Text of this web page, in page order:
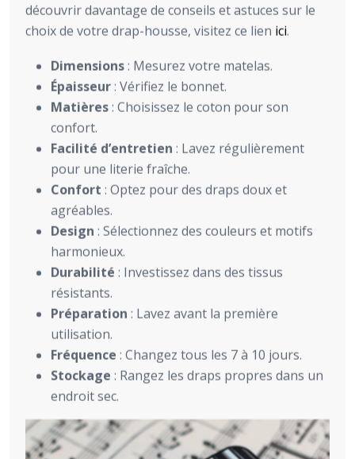
découvrir davantage de conseils et astuces sur le
choix de votre drap-housse, visitez ce lien ici.
Dimensions: Mesurez votre matelas.
Épaisseur: Vérifiez le bonnet.
Matières: Choisissez le coton pour son
confort.
Facilité d’entretien : Lavez régulièrement
pour une literie fraîche.
Confort : Optez pour des draps doux et
agréables.
Design : Sélectionnez des couleurs et motifs
harmonieux.
Durabilité : Investissez dans des tissus
résistants.
Préparation : Lavez avant la première
utilisation.
Fréquence : Changez tous les 7 à 10 jours.
Stockage : Rangez les draps propres dans un
endroit sec.